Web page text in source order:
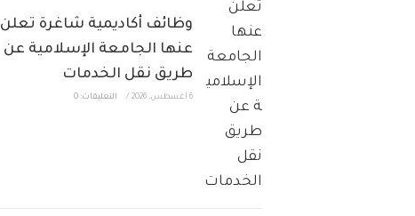
وظائف أكاديمية شاغرة تعلن
عنها الجامعة الإسلامية عن
طريق نقل الخدمات
6 أغسطس، 2026 / التعليقات: 0